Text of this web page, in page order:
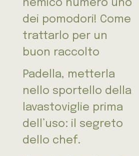
nemico numero uno
dei pomodori! Come
trattarlo per un
buon raccolto
Padella, metterla
nello sportello della
lavastoviglie prima
dell’uso: il segreto
dello chef.